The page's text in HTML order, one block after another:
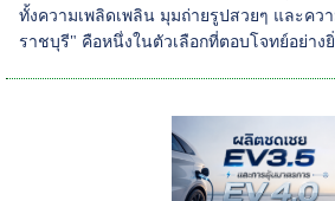
ทั้งความเพลิดเพลิน มุมถ่ายรูปสวยๆ และคว
ราชบุรี" คือหนึ่งในตัวเลือกที่ตอบโจทย์อย่าง